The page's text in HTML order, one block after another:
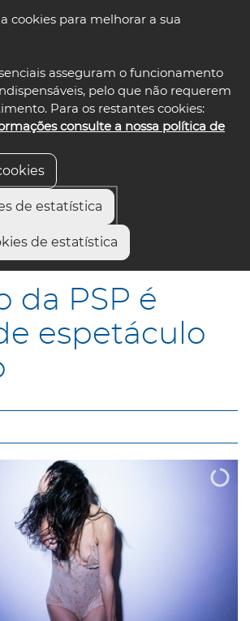
cookies para melhorar a sua
asseguram o funcionamento
pelo que não requerem
Para os restantes cookies:
consulte a nossa política de
de estatística
de estatística
select language
de espetáculo inédito
da PSP é
espetáculo